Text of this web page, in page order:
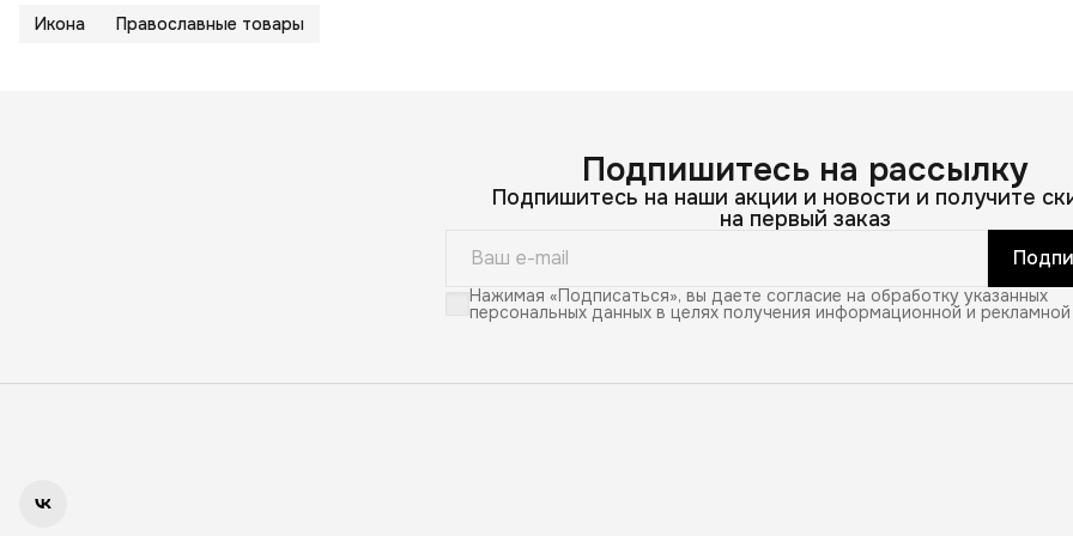
Икона Православные товары
Подпишитесь на рассылку
Подпишитесь на наши акции и новости и получите
на первый заказ
Нажимая «Подписаться», вы даете согласие на обработку указанных
персональных данных в целях получения информационной и